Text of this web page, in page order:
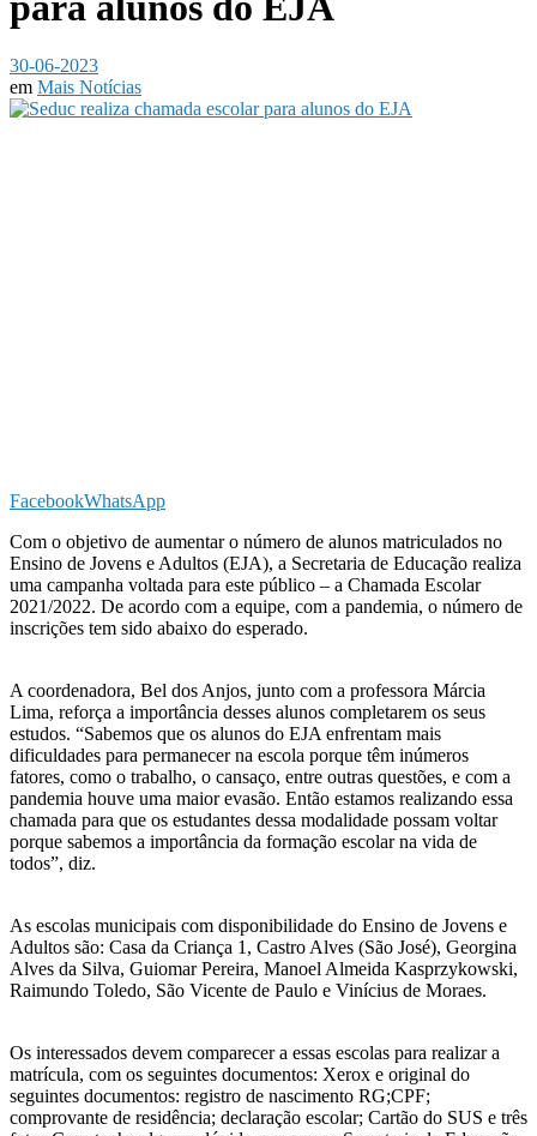
30-06-2023
em Mais Notícias
FacebookWhatsApp
Com o objetivo de aumentar o número de alunos matriculados no
Ensino de Jovens e Adultos (EJA), a Secretaria de Educação realiza
uma campanha voltada para este público – a Chamada Escolar
2021/2022. De acordo com a equipe, com a pandemia, o número de
inscrições tem sido abaixo do esperado.
A coordenadora, Bel dos Anjos, junto com a professora Márcia
Lima, reforça a importância desses alunos completarem os seus
estudos. “Sabemos que os alunos do EJA enfrentam mais
dificuldades para permanecer na escola porque têm inúmeros
fatores, como o trabalho, o cansaço, entre outras questões, e com a
pandemia houve uma maior evasão. Então estamos realizando essa
chamada para que os estudantes dessa modalidade possam voltar
porque sabemos a importância da formação escolar na vida de
todos”, diz.
As escolas municipais com disponibilidade do Ensino de Jovens e
Adultos são: Casa da Criança 1, Castro Alves (São José), Georgina
Alves da Silva, Guiomar Pereira, Manoel Almeida Kasprzykowski,
Raimundo Toledo, São Vicente de Paulo e Vinícius de Moraes.
Os interessados devem comparecer a essas escolas para realizar a
matrícula, com os seguintes documentos: Xerox e original do
seguintes documentos: registro de nascimento RG;CPF;
comprovante de residência; declaração escolar; Cartão do SUS e três